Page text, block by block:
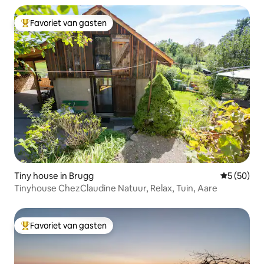
Topfavoriet van gasten
Favoriet van gasten
Tiny house in Brugg
5 (50)
Tinyhouse ChezClaudine Natuur, Relax, Tuin, Aare
Topfavoriet van gasten
Favoriet van gasten